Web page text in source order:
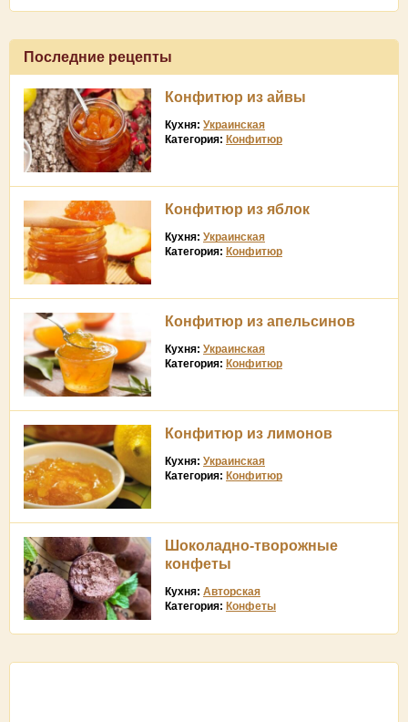
Последние рецепты
Конфитюр из айвы
Кухня: Украинская
Категория: Конфитюр
Конфитюр из яблок
Кухня: Украинская
Категория: Конфитюр
Конфитюр из апельсинов
Кухня: Украинская
Категория: Конфитюр
Конфитюр из лимонов
Кухня: Украинская
Категория: Конфитюр
Шоколадно-творожные
конфеты
Кухня: Авторская
Категория: Конфеты